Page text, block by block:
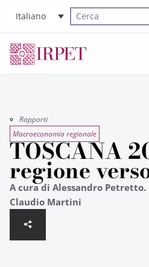
Italiano
Cerca nel sito
Rapporti
Macroeconomia regionale
TOSCANA
regione
A cura di Alessandro Petretto.
Claudio Martini